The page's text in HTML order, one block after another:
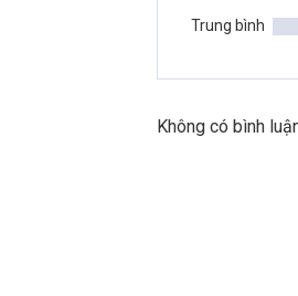
Trung bình
Không có bình